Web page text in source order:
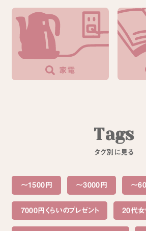
家電
Tags
タグ別 に見る
～1500円 〜3000円 〜
7000円くらいのプレゼント 20代女